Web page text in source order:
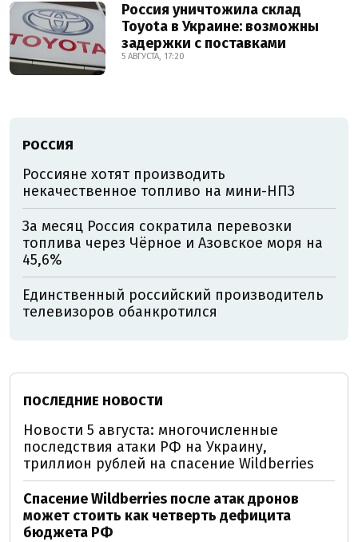
Россия уничтожила склад
Toyota в Украине: возможны
задержки с поставками
5 АВГУСТА, 17:20
РОССИЯ
Россияне хотят производить
некачественное топливо на мини-НПЗ
За месяц Россия сократила перевозки
топлива через Чёрное и Азовское моря на
45,6%
Единственный российский производитель
телевизоров обанкротился
ПОСЛЕДНИЕ НОВОСТИ
Новости 5 августа: многочисленные
последствия атаки РФ на Украину,
триллион рублей на спасение Wildberries
Спасение Wildberries после атак дронов
может стоить как четверть дефицита
бюджета РФ